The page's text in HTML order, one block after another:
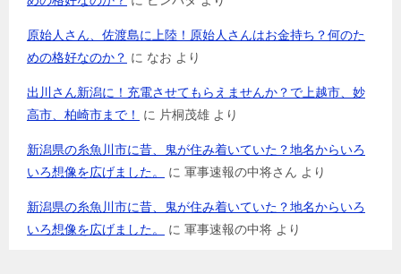
原始人さん、佐渡島に上陸！原始人さんはお金持ち？何のた
めの格好なのか？ に なお より
出川さん新潟に！充電させてもらえませんか？で上越市、妙
高市、柏崎市まで！
に 片桐茂雄 より
新潟県の糸魚川市に昔、鬼が住み着いていた？地名からいろ
いろ想像を広げました。
に 軍事速報の中将さん より
新潟県の糸魚川市に昔、鬼が住み着いていた？地名からいろ
いろ想像を広げました。
に 軍事速報の中将 より